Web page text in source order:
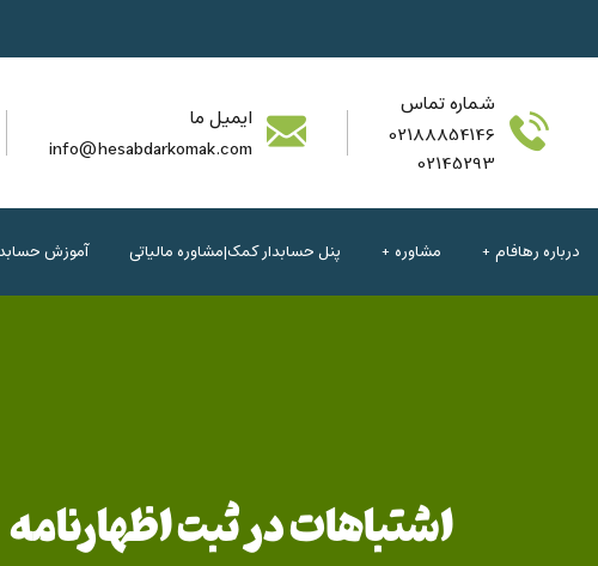
شماره تماس
02188854146
02145293
ایمیل ما
info@hesabdarkomak.com
درباره رهافام مشاوره پنل حسابدار کمک|مشاوره مالیاتی آموزش
اشتباهات در ثبت اظهارنامه